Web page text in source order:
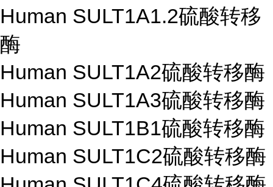
Human SULT1A1.2硫酸转移
酶
Human SULT1A2硫酸转移酶
Human SULT1A3硫酸转移酶
Human SULT1B1硫酸转移酶
Human SULT1C2硫酸转移酶